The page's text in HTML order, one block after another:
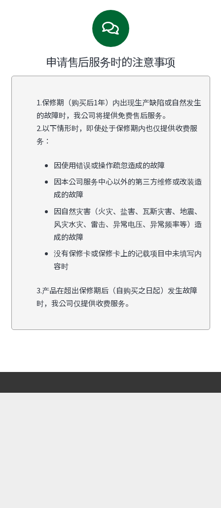
申请售后服务时的注意事项
1.保修期（购买后1年）内出现生产缺陷或自然发生
的故障时，我公司将提供免费售后服务。
2.以下情形时，即使处于保修期内也仅提供收费服
务：
因使用错误或操作疏忽造成的故障
因本公司服务中心以外的第三方维修或改装造
成的故障
因自然灾害（火灾、盐害、瓦斯灾害、地震、
风灾水灾、雷击、异常电压、异常频率等）造
成的故障
没有保修卡或保修卡上的记载项目中未填写内
容时
3.产品在超出保修期后（自购买之日起）发生故障
时，我公司仅提供收费服务。